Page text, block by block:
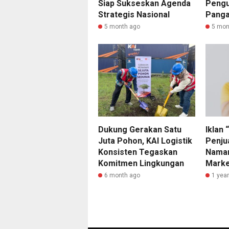
Siap Sukseskan Agenda
Strategis Nasional
5 month ago 5
Dukung Gerakan Satu
Juta Pohon, KAI Logistik
Konsisten Tegaskan
Komitmen Lingkungan
6 month ago
Iklan
1